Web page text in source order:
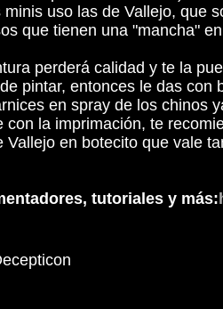
uso las de Vallejo, que
que tienen una "mancha"
perderá calidad y te la
pintar, entonces le das
en spray de los chinos
con la imprimación, te
Vallejo en botecito que vale
tutoriales y más: